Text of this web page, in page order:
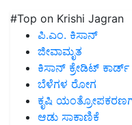
#Top on Krishi Jagran
ಪಿ.ಎಂ. ಕಿಸಾನ್
ಜೀವಾಮೃತ
ಕಿಸಾನ್ ಕ್ರೇಡಿಟ್ ಕಾರ್ಡ್
ಬೆಳೆಗಳ ರೋಗ
ಕೃಷಿ
ಆಡು ಸಾಕಾಣಿಕೆ